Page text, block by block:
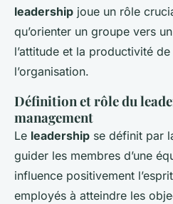
leadership joue un rôle
qu’orienter un groupe vers
l’attitude et la productivité de
l’organisation.
Définition et rôle du
management
Le leadership se définit par
guider les membres d’une
influence positivement
employés à atteindre les